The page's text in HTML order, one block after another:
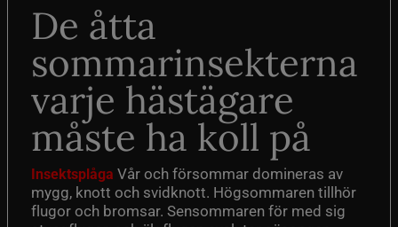
De åtta
sommarinsekterna
varje hästägare
måste ha koll på
Insektsplåga Vår och försommar domineras av
mygg, knott och svidknott. Högsommaren tillhör
flugor och bromsar. Sensommaren för med sig